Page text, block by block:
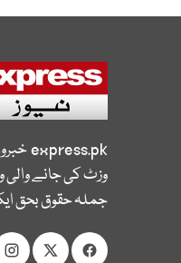
express.pk
وزٹ کی جانے
جملہ حقوق بحق